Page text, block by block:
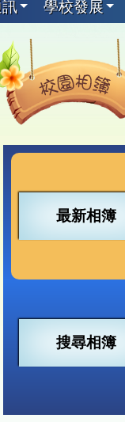
學校發展
關於
學校資料
校長的話
行政架構
學校設施
學校
最新消息
學校發
計劃,報告及
主要
中文
英文
常識
學生
學生支援組
言語能力提
興趣及
課後興趣班
校隊活動
學生得
25-26得獎
24-25得獎
22-23得獎
20-21得獎
校園
校園相簿
校園電台
學校附
家長教師會
校友會